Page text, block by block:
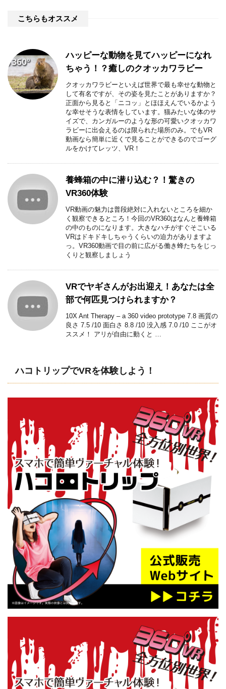
こちらもオススメ
ハッピーな動物を見てハッピーになれ
ちゃう！？癒しのクオッカワラビー
クオッカワラビーといえば世界で最も幸せな動物と
して有名ですが、その姿を見たことがありますか？
正面から見ると「ニコッ」とほほえんでいるかよう
な幸せそうな表情をしています。猫みたいな体のサ
イズで、カンガルーのような形の可愛いクオッカワ
ラビーに出会えるのは限られた場所のみ。でもVR
動画なら簡単に近くで見ることができるのでゴーグ
ルをかけてレッツ、VR！
養蜂箱の中に潜り込む？！驚きの
VR360体験
VR動画の魅力は普段絶対に入れないところを細か
く観察できるところ！今回のVR360はなんと養蜂箱
の中のものになります。大きなハチがすぐそこいる
VRはドキドキしちゃうくらいの迫力がありますよ
っ。VR360動画で目の前に広がる働き蜂たちをじっ
くりと観察しましょう
VRでヤギさんがお出迎え！あなたは全
部で何匹見つけられますか？
10X Ant Therapy – a 360 video prototype 7.8 画質の
良さ 7.5 /10 面白さ 8.8 /10 没入感 7.0 /10 ここがオ
ススメ！ アリが自由に動くと …
ハコトリップでVRを体験しよう！